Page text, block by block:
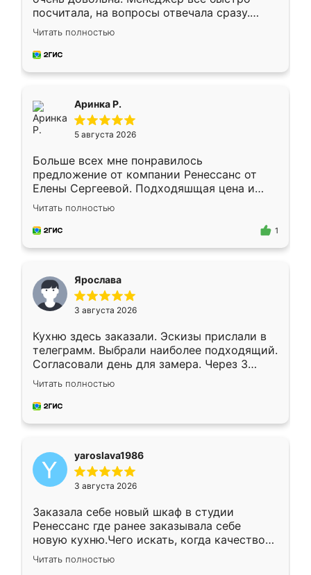
посчитала, на вопросы отвечала сразу.
Замерщик приехал в субботу, подошёл к
делу со всей ответственностью. Собрали
за день, ребята работали аккуратно, даже
Читать полностью
Аринка Р.
5 августа 2026
Больше всех мне понравилось
предложение от компании Ренессанс от
Елены Сергеевой. Подходяшщая цена и
короткие сроки изготовления. Приехавший
для замера сотрудник Владислав
предложил по моему эскизу самый
Читать полностью
1
Ярослава
3 августа 2026
Кухню здесь заказали. Эскизы прислали в
телеграмм. Выбрали наиболее подходящий.
Согласовали день для замера. Через 3
недели кухня была уже готова. Остались
довольны работой. Спасибо Ренессанс
мебель за качественную работу!
Читать полностью
yaroslava1986
3 августа 2026
Заказала себе новый шкаф в студии
Ренессанс где ранее заказывала себе
новую кухню.Чего искать, когда качеством
вполне довольна. Служит кухня уже почти
два года, нареканий нет.
Читать полностью